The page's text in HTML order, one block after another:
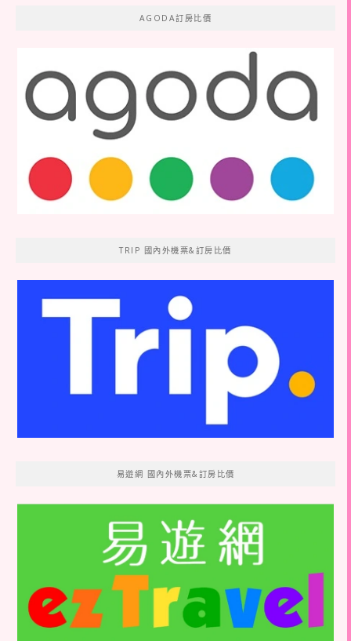
AGODA訂房比價
TRIP 國內外機票&訂房比價
易遊網 國內外機票&訂房比價